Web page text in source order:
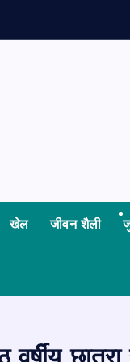
खेल जीवन शैली